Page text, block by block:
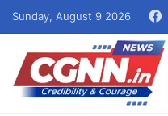
Sunday, August 9 2026